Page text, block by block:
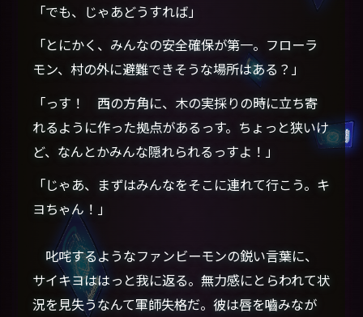
「でも、じゃあどうすれば」
「とにかく、みんなの安全確保が第一。フローラ
モン、村の外に避難できそうな場所はある？」
「っす！ 西の方角に、木の実採りの時に立ち寄
れるように作った拠点があるっす。ちょっと狭いけ
ど、なんとかみんな隠れられるっすよ！」
「じゃあ、まずはみんなをそこに連れて行こう。キ
ヨちゃん！」
叱咤するようなファンビーモンの鋭い言葉に、
サイキヨははっと我に返る。無力感にとらわれて状
況を見失うなんて軍師失格だ。彼は唇を嚙みなが